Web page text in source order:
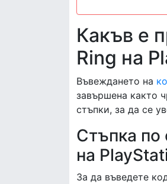
Какъв е
Ring на
Въвеждането на
завършена както
стъпки, за да се
Стъпка по
на
За да въведете